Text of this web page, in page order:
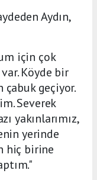
Aydın,
için çok
Köyde bir
çabuk geçiyor.
Severek
yakınlarımız,
yerinde
hiç birine